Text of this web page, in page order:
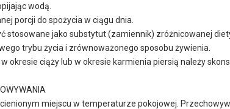
wodą.
porcji do spożycia w ciągu dnia.
stosowane jako substytut (zamiennik) zróżnicowanej
trybu życia i zrównoważonego sposobu żywienia.
okresie ciąży lub w okresie karmienia piersią należy
miejscu w temperaturze pokojowej.